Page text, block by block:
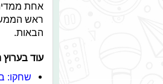
אחת
ראש
הבאות.
עוד בערוץ
שחקו: